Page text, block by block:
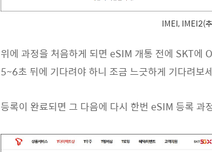
IMEI, IMEI2(
위에 과정을 처음하게 되면 eSIM 개통 전에 SKT
5~6초 뒤에 기다려야 하니 조금 느긋하게 기다려보
등록이 완료되면 그 다음에 다시 한번 eSIM 등록 과